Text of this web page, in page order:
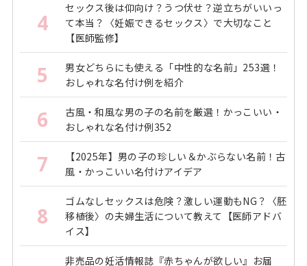
4
セックス後は仰向け？うつ伏せ？逆立ちがいいっ
て本当？〈妊娠できるセックス〉で大切なこと
【医師監修】
5
男女どちらにも使える「中性的な名前」253選！
おしゃれな名付け例を紹介
6
古風・和風な男の子の名前を厳選！かっこいい・
おしゃれな名付け例352
7
【2025年】男の子の珍しい＆かぶらない名前！古
風・かっこいい名付けアイデア
8
ゴムなしセックスは危険？激しい運動もNG？〈胚
移植後〉の夫婦生活について教えて【医師アドバ
イス】
非売品の妊活情報誌『赤ちゃんが欲しい』お届